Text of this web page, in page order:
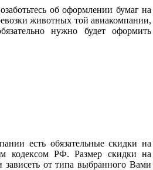
об оформлении бумаг на
животных той авиакомпании,
нужно будет оформить
есть обязательные скидки на
кодексом РФ. Размер скидки на
от типа выбранного Вами